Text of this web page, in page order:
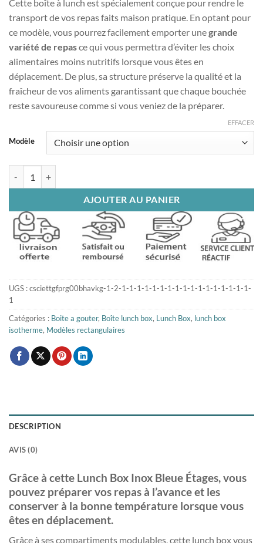
prix :
28€
à
46€
Cette boîte à lunch est spécialement conçue pour rendre le
transport de vos repas faits maison pratique. En optant pour
ce modèle, vous pourrez facilement emporter unegrande
variété de repasce qui vous permettra d’éviter les choix
alimentaires moins nutritifs lorsque vous êtes en
déplacement. De plus, sa structure préserve la qualité et la
fraîcheur de vos aliments garantissant que chaque bouchée
reste savoureuse comme si vous veniez de la préparer.
Modèle
EFFACER
AJOUTER AU PANIER
UGS :csciettgfprg00bhavkg-1-2-1-1-1-1-1-1-1-1-1-1-1-1-1-1-1-1-1-
1
Catégories : Boite a gouter, Boîte lunch box, Lunch Box, lunch box
isotherme, Modèles rectangulaires
DESCRIPTION
AVIS (0)
Grâce à cette Lunch Box Inox Bleue Étages, vous
pouvez préparer vos repas à l’avance et les
conserver à la bonne température lorsque vous
êtes en déplacement.
Grâce à ses compartiments modulables, cette lunch box vous